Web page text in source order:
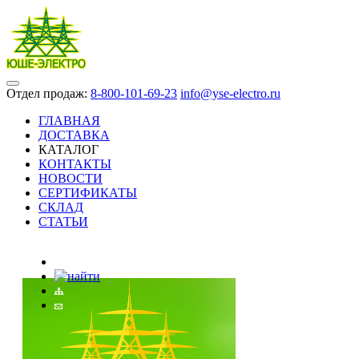
Отдел продаж: 8-800-101-69-23 info@yse-electro.ru
ГЛАВНАЯ
ДОСТАВКА
КАТАЛОГ
КОНТАКТЫ
НОВОСТИ
СЕРТИФИКАТЫ
СКЛАД
СТАТЬИ